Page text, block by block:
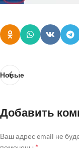
Новые
Добавить
Ваш адрес email не